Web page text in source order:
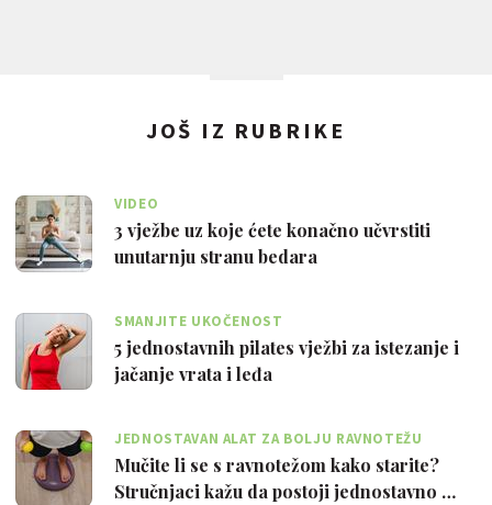
JOŠ IZ RUBRIKE
VIDEO
3 vježbe uz koje ćete konačno učvrstiti
unutarnju stranu bedara
SMANJITE UKOČENOST
5 jednostavnih pilates vježbi za istezanje i
jačanje vrata i leđa
JEDNOSTAVAN ALAT ZA BOLJU RAVNOTEŽU
Mučite li se s ravnotežom kako starite?
Stručnjaci kažu da postoji jednostavno …